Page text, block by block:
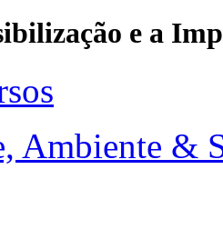
e a
Ambiente &